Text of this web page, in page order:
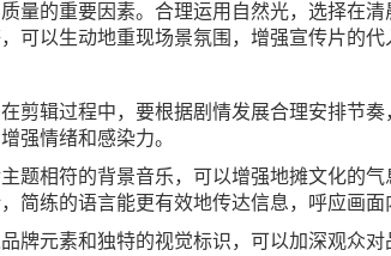
量的重要因素。合理运用自然光，选择在
可以生动地重现场景氛围，增强宣传片的代
剪辑过程中，要根据剧情发展合理安排节
强情绪和感染力。
题相符的背景音乐，可以增强地摊文化的
简练的语言能更有效地传达信息，呼应画面
牌元素和独特的视觉标识，可以加深观众